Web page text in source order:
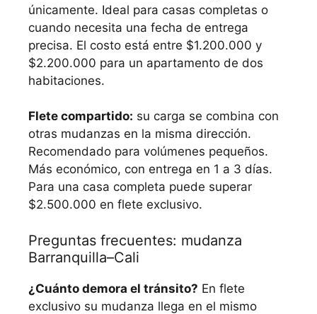
únicamente. Ideal para casas completas o
cuando necesita una fecha de entrega
precisa. El costo está entre $1.200.000 y
$2.200.000 para un apartamento de dos
habitaciones.
Flete compartido: su carga se combina con
otras mudanzas en la misma dirección.
Recomendado para volúmenes pequeños.
Más económico, con entrega en 1 a 3 días.
Para una casa completa puede superar
$2.500.000 en flete exclusivo.
Preguntas frecuentes: mudanza
Barranquilla–Cali
¿Cuánto demora el tránsito? En flete
exclusivo su mudanza llega en el mismo